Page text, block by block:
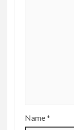
Name*